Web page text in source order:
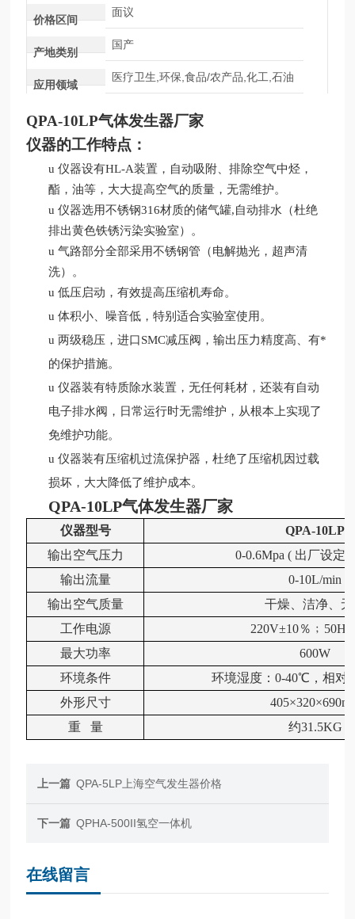
价格区间
面议
产地类别
国产
应用领域
医疗卫生,环保,食品/农产品,化工,石油
QPA-10LP气体发生器厂家
仪器的工作特点：
u仪器设有HL-A装置，自动吸附 、排除空气中烃，
酯，油等，大大提高空气的质量，无需维护。
u仪器选用不锈钢316材质的储气罐,自动排水 （杜绝
排出黄色铁锈污染实验室）。
u气路部分全部采用不锈钢管（电解抛光，超声清
洗）。
u低压启动，有效提高压缩机寿命。
u体积小
噪音低，特别适合实验室使用。
u两级稳压，进口SMC减压阀，输出压力精度高、有*
的保护措施。
u仪器装有特质除水装置，无任何耗材，还装有自动
电子排水阀，日常运行时无需维护，从根本上实现了
免维护功能。
u仪器装有压缩机过流保护器，杜绝了压缩机因过载
损坏，大大降低了维护成本。
QPA-10LP气体发生器厂家
仪器型号
QPA-10LP
输出空气压力
0-0.6Mpa ( 出厂设定
输出流量
0-10L/min
输出空气质量
干燥、洁净、
工作电源
220V±10％﹔ 50HZ
最大功率
600W
环境条件
环境湿度：0-40℃，相对
外形尺寸
重
量 约31.5KG
上一篇 QPA-5LP上海空气发生器价格
下一篇 QPHA-500II氢空一体机
在线留言